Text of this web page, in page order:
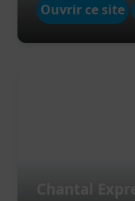
Ouvrir ce site